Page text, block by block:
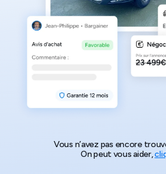
Vous n’avez pas encore
On peut vous aider,